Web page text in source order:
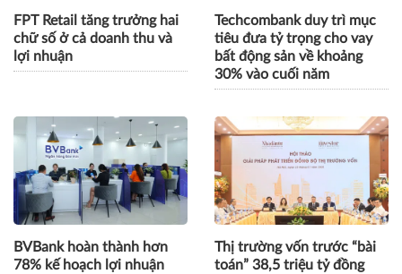
FPT Retail tăng trưởng hai
chữ số ở cả doanh thu và
lợi nhuận
Techcombank duy trì mục
tiêu đưa tỷ trọng cho vay
bất động sản về khoảng
30% vào cuối năm
BVBank hoàn thành hơn
78% kế hoạch lợi nhuận
Thị trường vốn trước “bài
toán” 38,5 triệu tỷ đồng